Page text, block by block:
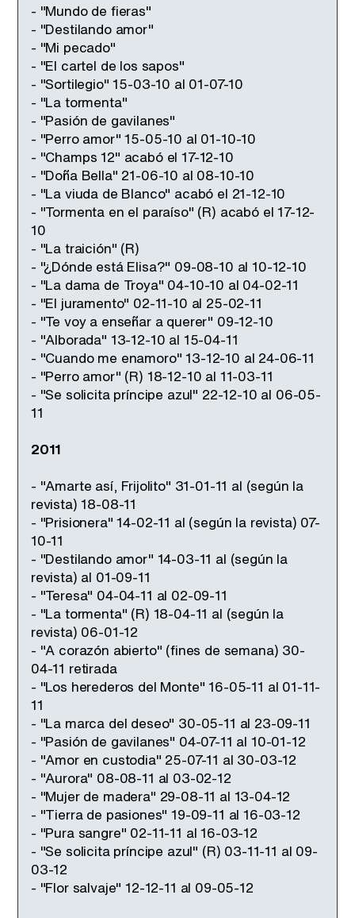
- "Mundo de fieras"
- "Destilando amor"
- "Mi pecado"
- "El cartel de los sapos"
- "Sortilegio" 15-03-10 al 01-07-10
- "La tormenta"
- "Pasión de gavilanes"
- "Perro amor" 15-05-10 al 01-10-10
- "Champs 12" acabó el 17-12-10
- "Doña Bella" 21-06-10 al 08-10-10
- "La viuda de Blanco" acabó el 21-12-10
- "Tormenta en el paraíso" (R) acabó el 17-12-
10
- "La traición" (R)
- "¿Dónde está Elisa?" 09-08-10 al 10-12-10
- "La dama de Troya" 04-10-10 al 04-02-11
- "El juramento" 02-11-10 al 25-02-11
- "Te voy a enseñar a querer" 09-12-10
- "Alborada" 13-12-10 al 15-04-11
- "Cuando me enamoro" 13-12-10 al 24-06-11
- "Perro amor" (R) 18-12-10 al 11-03-11
- "Se solicita príncipe azul" 22-12-10 al 06-05-
11
2011
- "Amarte así, Frijolito" 31-01-11 al (según la
revista) 18-08-11
- "Prisionera" 14-02-11 al (según la revista) 07-
10-11
- "Destilando amor" 14-03-11 al (según la
revista) al 01-09-11
- "Teresa" 04-04-11 al 02-09-11
- "La tormenta" (R) 18-04-11 al (según la
revista) 06-01-12
- "A corazón abierto" (fines de semana) 30-
04-11 retirada
- "Los herederos del Monte" 16-05-11 al 01-11-
11
- "La marca del deseo" 30-05-11 al 23-09-11
- "Pasión de gavilanes" 04-07-11 al 10-01-12
- "Amor en custodia" 25-07-11 al 30-03-12
- "Aurora" 08-08-11 al 03-02-12
- "Mujer de madera" 29-08-11 al 13-04-12
- "Tierra de pasiones" 19-09-11 al 16-03-12
- "Pura sangre" 02-11-11 al 16-03-12
- "Se solicita príncipe azul" (R) 03-11-11 al 09-
03-12
- "Flor salvaje" 12-12-11 al 09-05-12